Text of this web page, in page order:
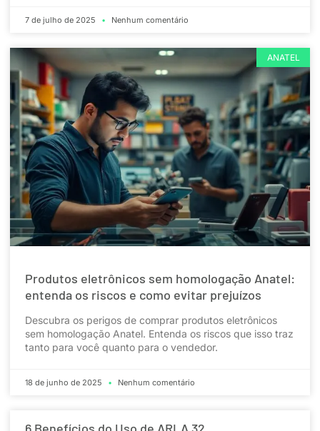
7 de julho de 2025 Nenhum comentário
ANATEL
Produtos eletrônicos sem homologação Anatel:
entenda os riscos e como evitar prejuízos
Descubra os perigos de comprar produtos eletrônicos
sem homologação Anatel. Entenda os riscos que isso traz
tanto para você quanto para o vendedor.
18 de junho de 2025 Nenhum comentário
6 Benefícios do Uso de ARLA 32